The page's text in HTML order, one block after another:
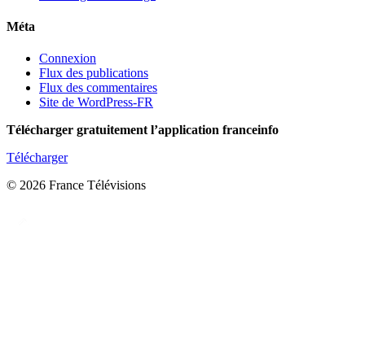
Méta
Connexion
Flux des publications
Flux des commentaires
Site de WordPress-FR
Télécharger gratuitement l’application franceinfo
Télécharger
© 2026 France Télévisions